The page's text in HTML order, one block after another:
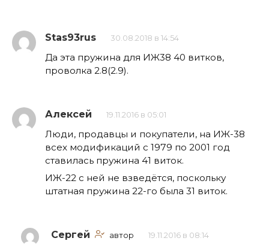
Stas93rus 30.08.2018 в 14:54
Да эта пружина для ИЖ38 40 витков,
проволка 2.8(2.9).
Алексей 19.11.2016 в 05:01
Люди, продавцы и покупатели, на ИЖ-38
всех модификаций с 1979 по 2001 год
ставилась пружина 41 виток.
ИЖ-22 с ней не взведётся, поскольку
штатная пружина 22-го была 31 виток.
Сергей автор 19.11.2016 в 08:14